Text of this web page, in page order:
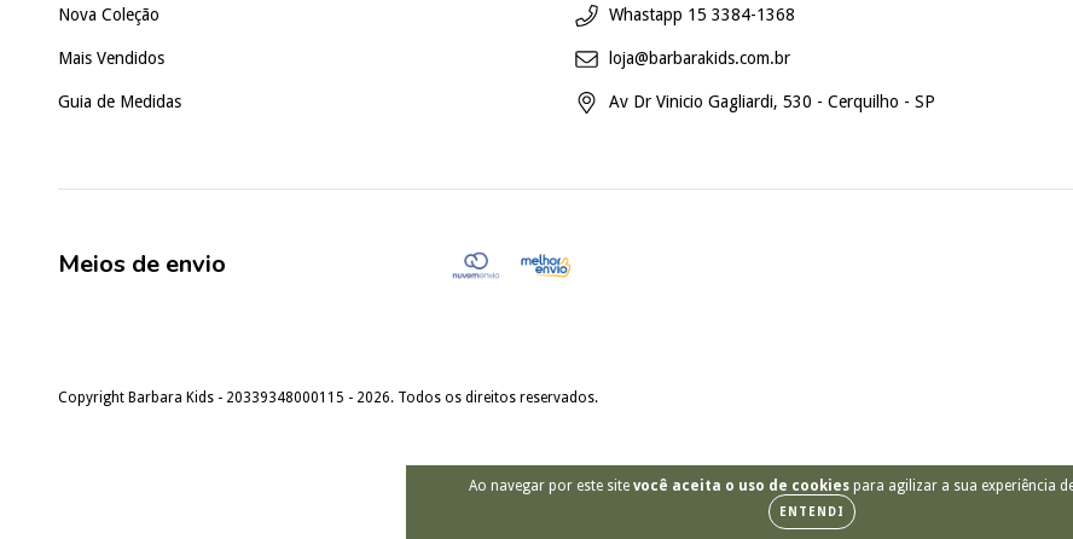
Ao navegar por este site você aceita o uso de cookies para agilizar a sua experiência
ENTENDI
Nova Coleção
Mais Vendidos
Guia de Medidas
Whastapp 15 3384-1368
loja@barbarakids.com.br
Av Dr Vinicio Gagliardi, 530 - Cerquilho - SP
Meios de envio
Copyright Barbara Kids - 20339348000115 - 2026. Todos os direitos reservados.